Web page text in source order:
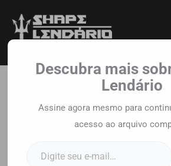
para
Tríceps Testa:
Treinamento
Para Braços
Descubra mais
Lendário
Assine agora mesmo para
acesso ao arquivo